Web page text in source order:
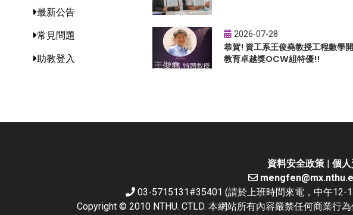
最新公告
常見問題
助教登入
2026-07-28
恭賀! 資工系王俊堯教授工程數學
教育卓越獎OCW組特優!!
資料安全政策 | 個
03-5715131#35401 (請於上班時間來電，中午12-
Copyright © 2010 NTHU. CTLD. 本網站所有內容嚴禁任何商業行